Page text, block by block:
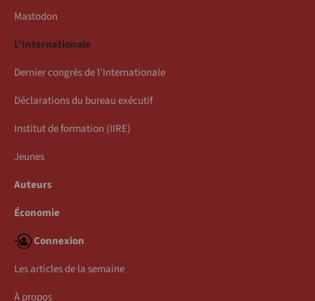
Mastodon
L’Internationale
Dernier congrès de l’Internationale
Déclarations du bureau exécutif
Institut de formation (IIRE)
Jeunes
Auteurs
Économie
Connexion
Les articles de la semaine
À propos